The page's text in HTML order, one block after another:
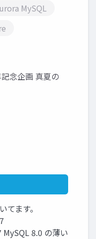
MySQL
念企画 真夏の
ます。
8.0 の薄い